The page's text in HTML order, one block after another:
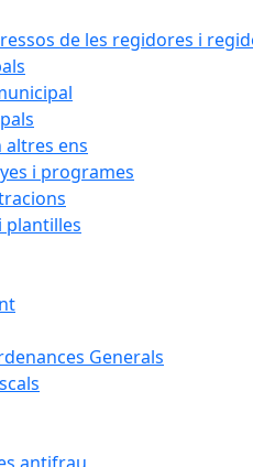
de les regidores i
altres ens
i programes
plantilles
Generals